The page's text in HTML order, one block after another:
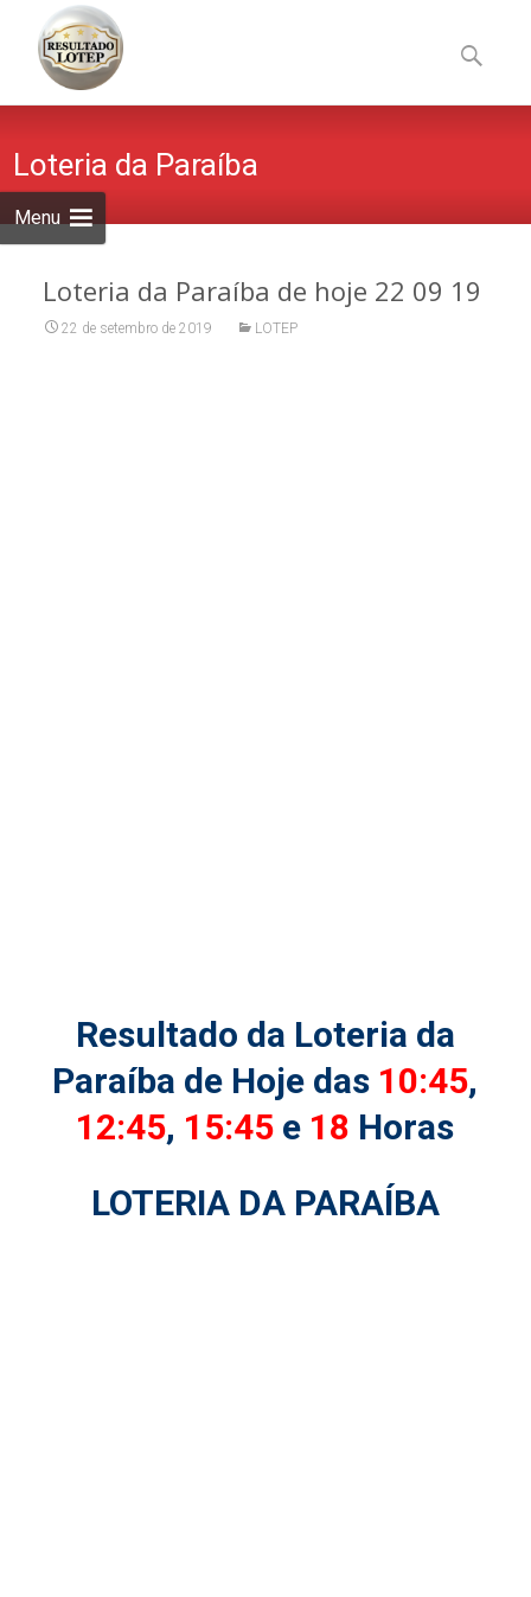
Menu
to
content
por:
Loteria da Paraíba
Loteria da Paraíba de hoje 22 09 19
22 de setembro de 2019 LOTEP
Resultado da Loteria da
Paraíba de Hoje das 10:45,
12:45, 15:45 e 18 Horas
LOTERIA DA PARAÍBA